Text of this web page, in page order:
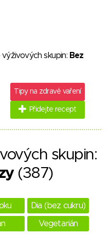
skupin: Bez
Tipy na zdravé vaření
Přidejte recept
skupin:
(387)
Dia (bez cukru)
Vegetarián